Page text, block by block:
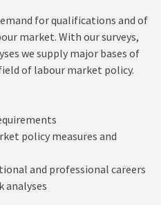
for qualifications and of
market. With our surveys,
we supply major bases of
of labour market policy.
policy measures and
and professional careers
analyses